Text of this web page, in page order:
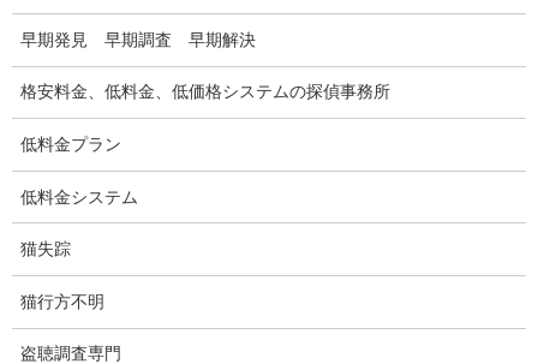
車両調査
浮気調査地域
浮気調査関連調査
ドメスティックバイオレンスDV調査
いじめ・子供の虐待
別れさせ屋
早期発見 早期調査 早期解決
格安料金、低料金、低価格システムの探偵事務所
低料金プラン
低料金システム
猫失踪
猫行方不明
盗聴調査専門